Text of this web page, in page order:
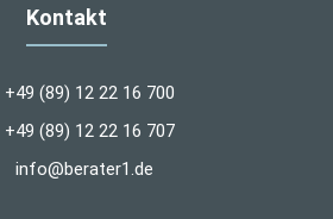
Kontakt
+49 (89) 12 22 16 700
+49 (89) 12 22 16 707
info@berater1.de